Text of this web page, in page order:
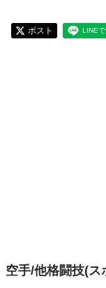
ポスト LINEで
空手/他格闘技(